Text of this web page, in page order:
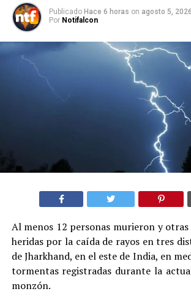
Publicado Hace 6 horas on agosto 5, 2026
Por Notifalcon
Al menos 12 personas murieron y
heridas por la caída de rayos en tres
de Jharkhand, en el este de India, en
tormentas registradas durante la
monzón.